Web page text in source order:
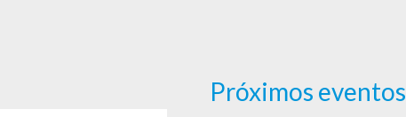
Próximos eventos